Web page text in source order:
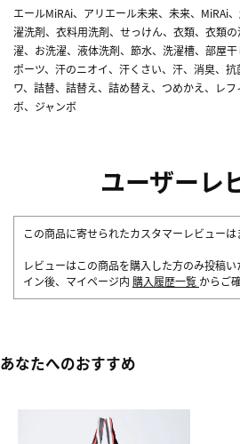
エールMiRAi、アリエール未来、未来、MiRAi
濯洗剤、衣料用洗剤、せっけん、衣類、衣類
濯、お洗濯、液体洗剤、節水、洗濯槽、部屋
ポーツ、汗のニオイ、汗くさい、汗、消臭、
ワ、詰替、詰替え、詰め替え、つめかえ、レ
ボ、ジャンボ
ユーザーレ
この商品に寄せられたカスタマーレビューは
レビューはこの商品を購入した方のみ投稿
イン後、マイページ内 購入履歴一覧 からご
あなたへのおすすめ